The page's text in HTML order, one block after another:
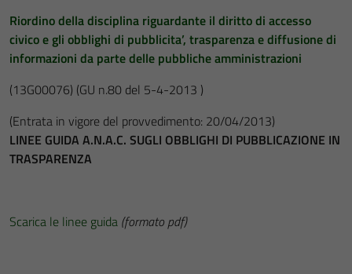
Riordino della disciplina riguardante il diritto di accesso
civico e gli obblighi di pubblicita’, trasparenza e diffusione di
informazioni da parte delle pubbliche amministrazioni
(13G00076) (GU n.80 del 5-4-2013 )
(Entrata in vigore del provvedimento: 20/04/2013)
LINEE GUIDA A.N.A.C. SUGLI OBBLIGHI DI PUBBLICAZIONE IN
TRASPARENZA
Scarica le linee guida (formato pdf)